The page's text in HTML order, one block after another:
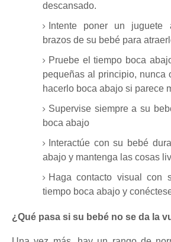
descansado.
Intente poner un
brazos de su bebé para
Pruebe el tiempo boca
pequeñas al principio, nunca
hacerlo boca abajo si parece
Supervise siempre a su
boca abajo
Interactúe con su bebé
abajo y mantenga las cosas
Haga contacto visual con
tiempo boca abajo y
¿Qué pasa si su bebé no se da la